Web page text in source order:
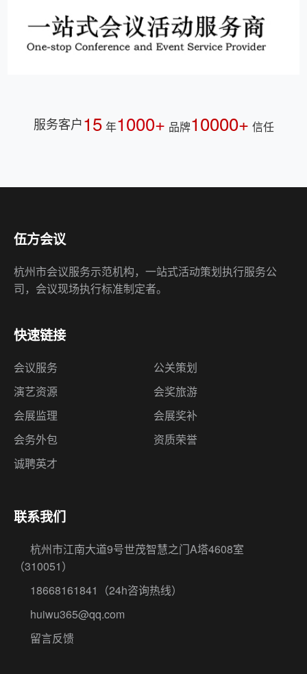
服务客户15 年1000+ 品牌10000+ 信任
伍方会议
杭州市会议服务示范机构，一站式活动策划执行服务公
司，会议现场执行标准制定者。
快速链接
会议服务
公关策划
演艺资源
会奖旅游
会展监理
会展奖补
会务外包
资质荣誉
诚聘英才
联系我们
杭州市江南大道9号世茂智慧之门A塔4608室
（310051）
18668161841
（24h咨询热线）
huiwu365@qq.com
留言反馈